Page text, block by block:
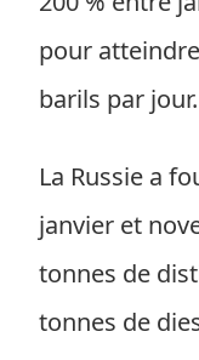
pour
barils par jour.
La Russie a
janvier et
tonnes de
tonnes de